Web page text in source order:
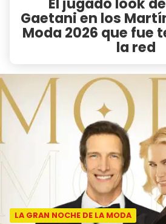
Gaetani en los
Moda 2026 que fue
la red
LA GRAN NOCHE DE LA MODA